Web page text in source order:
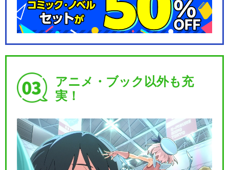
アニメ・ブック以外も充
実！